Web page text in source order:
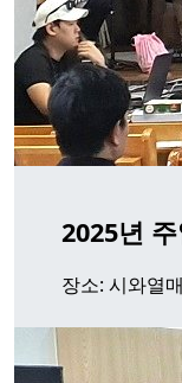
2025년
장소: 시와열